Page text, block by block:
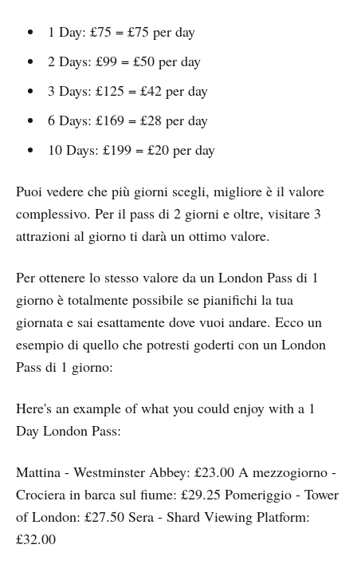
1 Day: £75 = £75 per day
2 Days: £99 = £50 per day
3 Days: £125 = £42 per day
6 Days: £169 = £28 per day
10 Days: £199 = £20 per day
Puoi vedere che più giorni scegli, migliore è il valore
complessivo. Per il pass di 2 giorni e oltre, visitare 3
attrazioni al giorno ti darà un ottimo valore.
Per ottenere lo stesso valore da un London Pass di 1
giorno è totalmente possibile se pianifichi la tua
giornata e sai esattamente dove vuoi andare. Ecco un
esempio di quello che potresti goderti con un London
Pass di 1 giorno:
Here's an example of what you could enjoy with a 1
Day London Pass:
Mattina - Westminster Abbey: £23.00 A mezzogiorno -
Crociera in barca sul fiume: £29.25 Pomeriggio - Tower
of London: £27.50 Sera - Shard Viewing Platform:
£32.00